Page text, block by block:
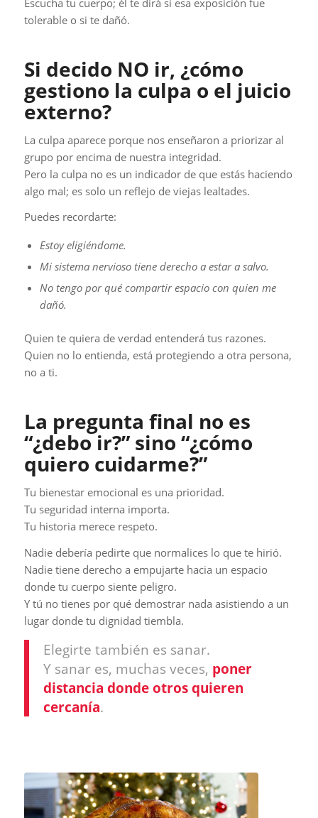
tolerable o si te dañó.
Si decido NO ir, ¿cómo
gestiono la culpa o el juicio
externo?
La culpa aparece porque nos enseñaron a priorizar al
grupo por encima de nuestra integridad.
Pero la culpa no es un indicador de que estás haciendo
algo mal; es solo un reflejo de viejas lealtades.
Puedes recordarte:
Estoy eligiéndome.
Mi sistema nervioso tiene derecho a estar a salvo.
No tengo por qué compartir espacio con quien me
dañó.
Quien te quiera de verdad entenderá tus razones.
Quien no lo entienda, está protegiendo a otra persona,
no a ti.
La pregunta final no es
“¿debo ir?” sino “¿cómo
quiero cuidarme?”
Tu bienestar emocional es una prioridad.
Tu seguridad interna importa.
Tu historia merece respeto.
Nadie debería pedirte que normalices lo que te hirió.
Nadie tiene derecho a empujarte hacia un espacio
donde tu cuerpo siente peligro.
Y tú no tienes por qué demostrar nada asistiendo a un
lugar donde tu dignidad tiembla.
Elegirte también es sanar.
Y sanar es, muchas veces, poner
distancia donde otros quieren
cercanía.